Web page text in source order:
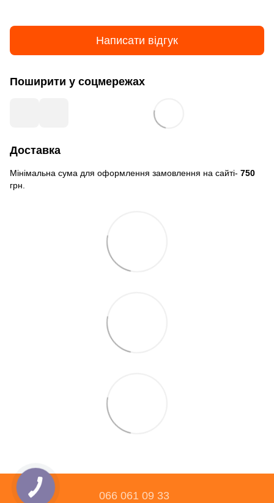
Написати відгук
Поширити у соцмережах
Доставка
Мінімальна сума для оформлення замовлення на сайті- 750
грн.
066 061 09 33